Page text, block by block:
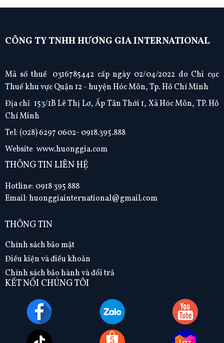
phẩm Hương Gia vào bếp khám phá công thức làm
CÔNG TY TNHH HƯƠNG GIA INTERNATIONAL
---
Mã số thuế: 0316785442 cấp ngày 02/04/2022 do Chi cục
Thuế khu vực Quận 12 - huyện Hóc Môn, Tp. Hồ Chí Minh
Địa chỉ: 153/1B Lê Thị Lơ, Ấp Tân Thới 1, Xã Hóc Môn, TP. Hồ
Chí Minh
Tel: (028) 6297 0602- 0918.395.888
Website:www.huonggia.com
THÔNG TIN LIÊN HỆ
Hotline: 0918 395 888
Email: huonggiainternational@gmail.com
THÔNG TIN
Chính sách bảo mật
Điều kiện và điều khoản
Chính sách bảo hành và đổi trả
KẾT NỐI CHÚNG TÔI